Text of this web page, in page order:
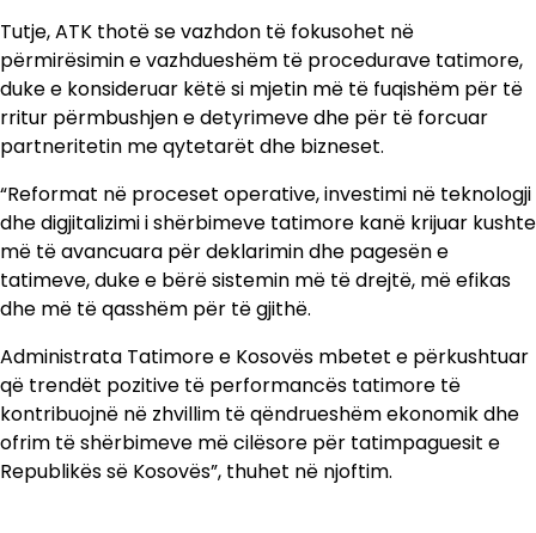
Tutje, ATK thotë se vazhdon të fokusohet në
përmirësimin e vazhdueshëm të procedurave tatimore,
duke e konsideruar këtë si mjetin më të fuqishëm për të
rritur përmbushjen e detyrimeve dhe për të forcuar
partneritetin me qytetarët dhe bizneset.
“Reformat në proceset operative, investimi në teknologji
dhe digjitalizimi i shërbimeve tatimore kanë krijuar kushte
më të avancuara për deklarimin dhe pagesën e
tatimeve, duke e bërë sistemin më të drejtë, më efikas
dhe më të qasshëm për të gjithë.
Administrata Tatimore e Kosovës mbetet e përkushtuar
që trendët pozitive të performancës tatimore të
kontribuojnë në zhvillim të qëndrueshëm ekonomik dhe
ofrim të shërbimeve më cilësore për tatimpaguesit e
Republikës së Kosovës”, thuhet në njoftim.